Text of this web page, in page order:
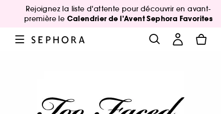
Rejoignez la liste d'attente pour découvrir en avant-
première le Calendrier de l'Avent Sephora Favorites